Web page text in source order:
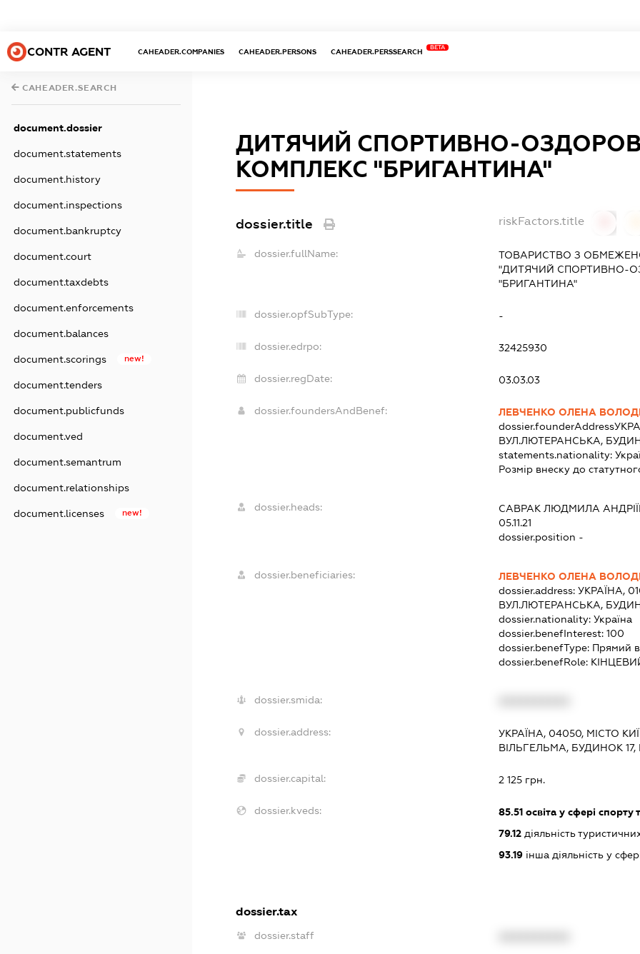
CONTR AGENT CAHEADER.COMPANIES CAHEADER.PERSONS CAHEADER.PERSSEARCH
BETA
CAHEADER.SEARCH
document.dossier
document.statements
document.history
document.inspections
document.bankruptcy
document.court
document.taxdebts
document.enforcements
document.balances
document.scorings new!
document.tenders
document.publicfunds
document.ved
document.semantrum
document.relationships
document.licenses new!
ДИТЯЧИЙ СПОРТИВНО-
КОМПЛЕКС "БРИГАНТИНА"
dossier.title riskFactors.title
dossier.fullName:
ТОВАРИСТВО З
"ДИТЯЧИЙ СПОРТИВНО-
"БРИГАНТИНА"
dossier.opfSubType: -
dossier.edrpo: 32425930
dossier.regDate: 03.03.03
dossier.foundersAndBenef:
ЛЕВЧЕНКО ОЛЕНА
dossier.founderAddress
ВУЛ.ЛЮТЕРАНСЬКА,
statements.nationality:
Розмір внеску до
dossier.heads: САВРАК ЛЮДМИЛА
05.11.21
dossier.position -
dossier.beneficiaries:
ЛЕВЧЕНКО ОЛЕНА
dossier.address:УКРАЇНА,
ВУЛ.ЛЮТЕРАНСЬКА,
dossier.nationality:Україна
dossier.benefInterest:100
dossier.benefType: Прямий
dossier.benefRole:
dossier.smida:
dossier.address:
УКРАЇНА, 04050, МІСТО
ВІЛЬГЕЛЬМА, БУДИНОК 17,
dossier.capital: 2 125 грн.
dossier.kveds: 85.51 освіта у сфері спорту
79.12 діяльність
93.19 інша діяльність у
dossier.tax
dossier.staff